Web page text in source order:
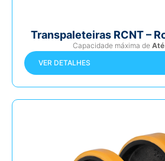
Transpaleteiras RCNT –
Capacidade máxima de
VER DETALHES